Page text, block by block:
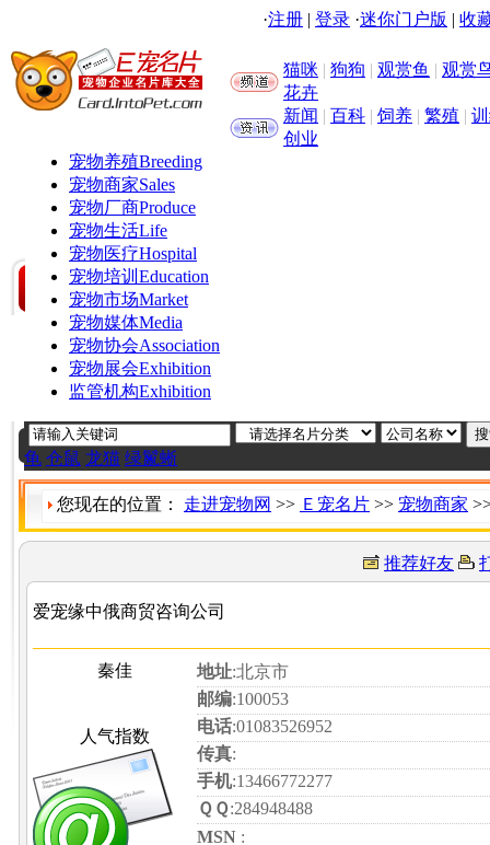
·注册 | 登录 ·迷你门户版 | 收
猫咪 | 狗狗 | 观赏鱼 | 观赏
花卉
新闻 | 百科 | 饲养 | 繁殖 |
创业
宠物养殖Breeding
宠物商家Sales
宠物厂商Produce
宠物生活Life
宠物医疗Hospital
宠物培训 Education
宠物市场Market
宠物媒体Media
宠物协会Association
宠物展会Exhibition
监管机构Exhibition
龟 仓鼠 龙猫 绿鬣蜥
您现在的位置： 走进宠物网 >> Ｅ宠名片 >> 宠物商家
推荐好友
爱宠缘中俄商贸咨询公司
秦佳
人气指数
地址:北京市
邮编:100053
电话:01083526952
传真:
手机:13466772277
ＱＱ:284948488
MSN :